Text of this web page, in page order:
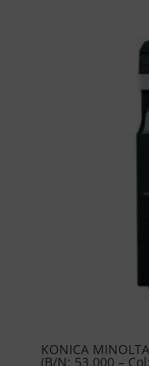
KONICA
(B/N: 53.000 –